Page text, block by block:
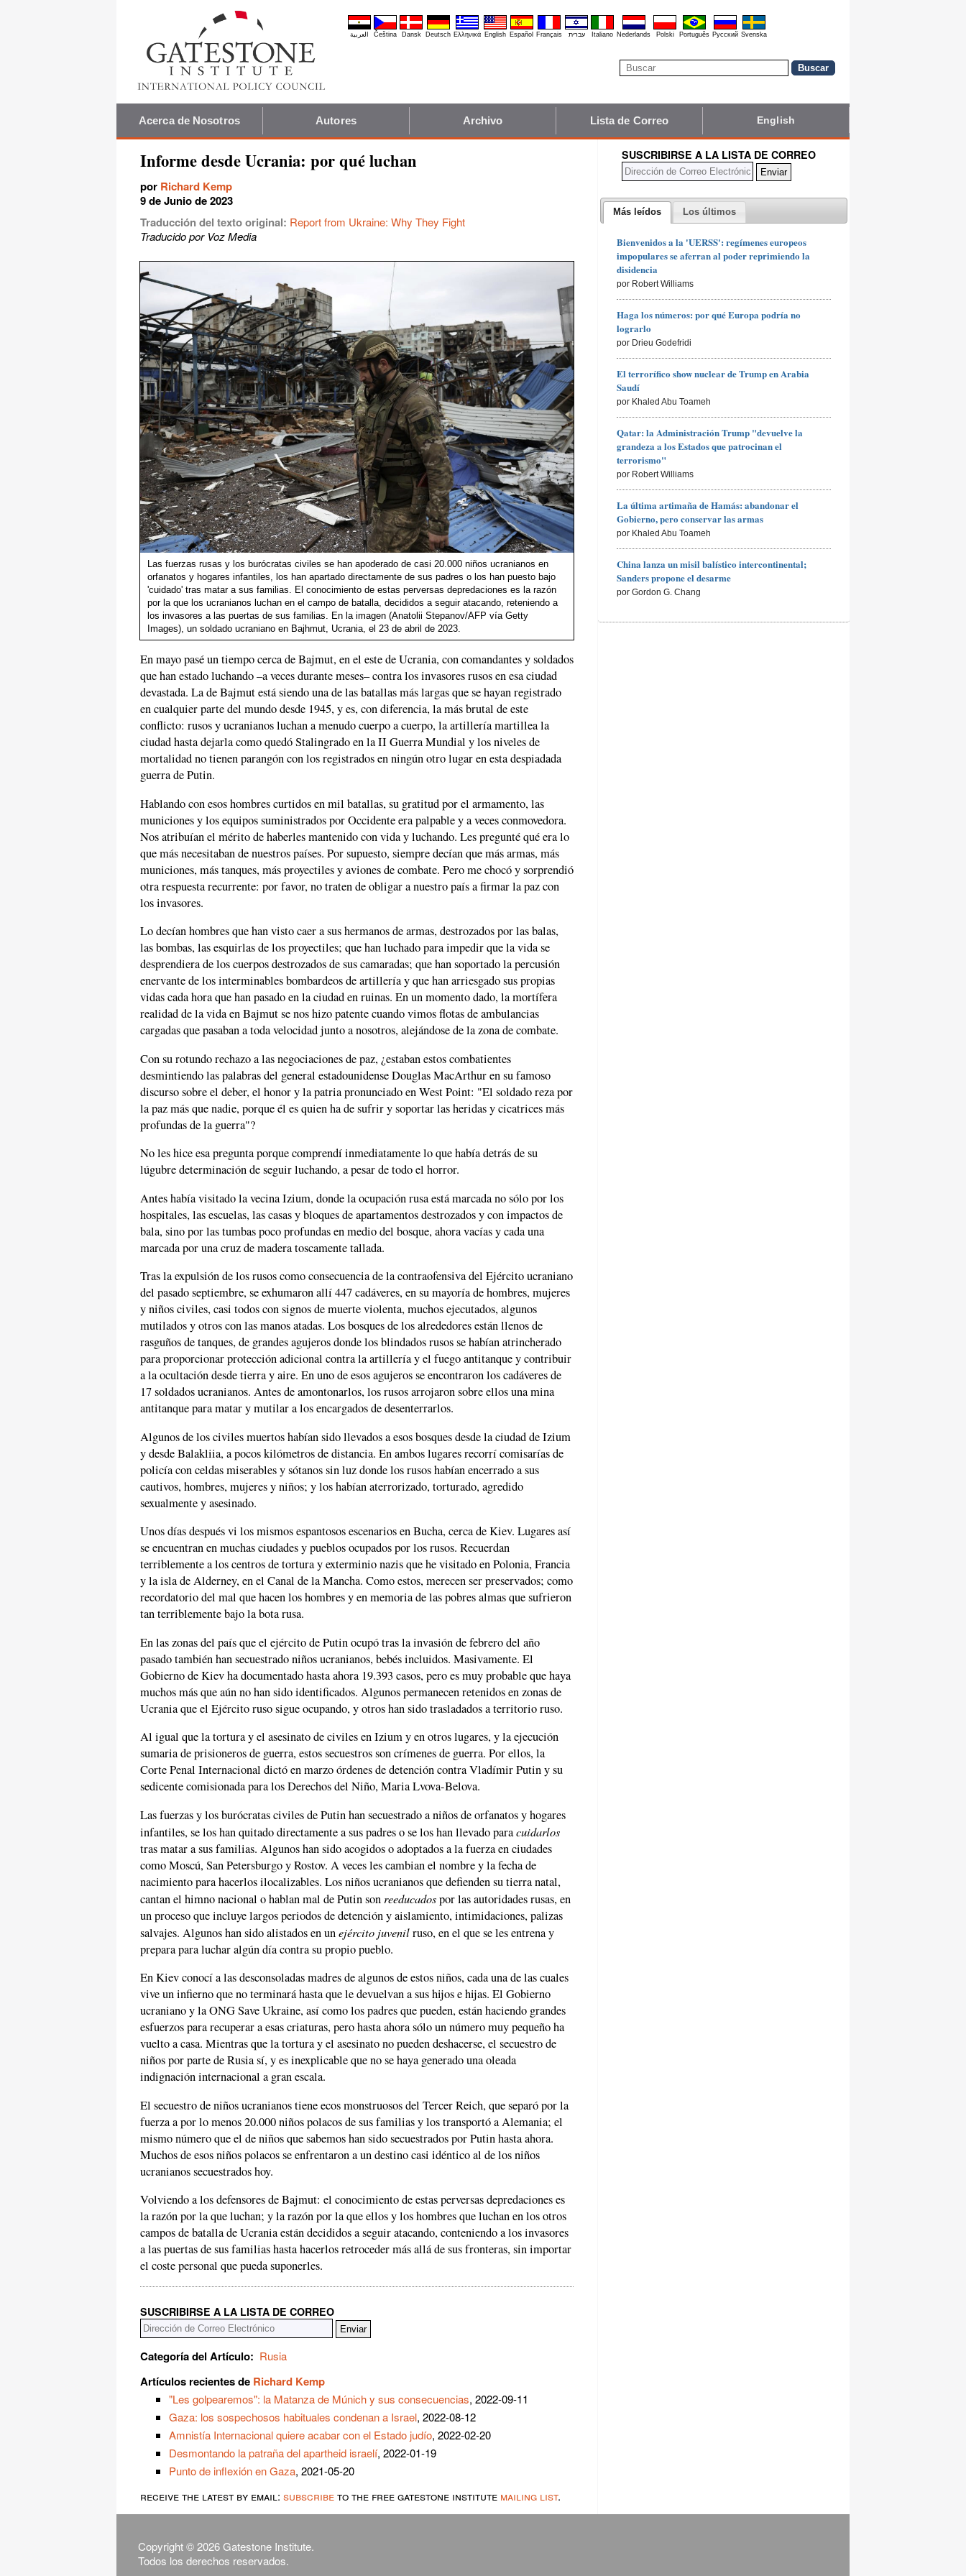
العربية Čeština Dansk Deutsch Ελληνικά English Español Français עברית Italiano Nederlands Polski Português Pyccĸий Svenska
Acerca de Nosotros Autores Archivo Lista de Correo English
Informe desde Ucrania: por qué luchan
por Richard Kemp
9 de Junio de 2023
Traducción del texto original: Report from Ukraine: Why They Fight
Traducido por Voz Media
Las fuerzas rusas y los burócratas civiles se han apoderado de casi 20.000 niños ucranianos en
orfanatos y hogares infantiles, los han apartado directamente de sus padres o los han puesto bajo
'cuidado' tras matar a sus familias. El conocimiento de estas perversas depredaciones es la razón
por la que los ucranianos luchan en el campo de batalla, decididos a seguir atacando, reteniendo a
los invasores a las puertas de sus familias. En la imagen (Anatolii Stepanov/AFP vía Getty
Images), un soldado ucraniano en Bajhmut, Ucrania, el 23 de abril de 2023.
En mayo pasé un tiempo cerca de Bajmut, en el este de Ucrania, con comandantes y soldados
que han estado luchando –a veces durante meses– contra los invasores rusos en esa ciudad
devastada. La de Bajmut está siendo una de las batallas más largas que se hayan registrado
en cualquier parte del mundo desde 1945, y es, con diferencia, la más brutal de este
conflicto: rusos y ucranianos luchan a menudo cuerpo a cuerpo, la artillería martillea la
ciudad hasta dejarla como quedó Stalingrado en la II Guerra Mundial y los niveles de
mortalidad no tienen parangón con los registrados en ningún otro lugar en esta despiadada
guerra de Putin.
Hablando con esos hombres curtidos en mil batallas, su gratitud por el armamento, las
municiones y los equipos suministrados por Occidente era palpable y a veces conmovedora.
Nos atribuían el mérito de haberles mantenido con vida y luchando. Les pregunté qué era lo
que más necesitaban de nuestros países. Por supuesto, siempre decían que más armas, más
municiones, más tanques, más proyectiles y aviones de combate. Pero me chocó y sorprendió
otra respuesta recurrente: por favor, no traten de obligar a nuestro país a firmar la paz con
los invasores.
Lo decían hombres que han visto caer a sus hermanos de armas, destrozados por las balas,
las bombas, las esquirlas de los proyectiles; que han luchado para impedir que la vida se
desprendiera de los cuerpos destrozados de sus camaradas; que han soportado la percusión
enervante de los interminables bombardeos de artillería y que han arriesgado sus propias
vidas cada hora que han pasado en la ciudad en ruinas. En un momento dado, la mortífera
realidad de la vida en Bajmut se nos hizo patente cuando vimos flotas de ambulancias
cargadas que pasaban a toda velocidad junto a nosotros, alejándose de la zona de combate.
Con su rotundo rechazo a las negociaciones de paz, ¿estaban estos combatientes
desmintiendo las palabras del general estadounidense Douglas MacArthur en su famoso
discurso sobre el deber, el honor y la patria pronunciado en West Point: "El soldado reza por
la paz más que nadie, porque él es quien ha de sufrir y soportar las heridas y cicatrices más
profundas de la guerra"?
No les hice esa pregunta porque comprendí inmediatamente lo que había detrás de su
lúgubre determinación de seguir luchando, a pesar de todo el horror.
Antes había visitado la vecina Izium, donde la ocupación rusa está marcada no sólo por los
hospitales, las escuelas, las casas y bloques de apartamentos destrozados y con impactos de
bala, sino por las tumbas poco profundas en medio del bosque, ahora vacías y cada una
marcada por una cruz de madera toscamente tallada.
Tras la expulsión de los rusos como consecuencia de la contraofensiva del Ejército ucraniano
del pasado septiembre, se exhumaron allí 447 cadáveres, en su mayoría de hombres, mujeres
y niños civiles, casi todos con signos de muerte violenta, muchos ejecutados, algunos
mutilados y otros con las manos atadas. Los bosques de los alrededores están llenos de
rasguños de tanques, de grandes agujeros donde los blindados rusos se habían atrincherado
para proporcionar protección adicional contra la artillería y el fuego antitanque y contribuir
a la ocultación desde tierra y aire. En uno de esos agujeros se encontraron los cadáveres de
17 soldados ucranianos. Antes de amontonarlos, los rusos arrojaron sobre ellos una mina
antitanque para matar y mutilar a los encargados de desenterrarlos.
Algunos de los civiles muertos habían sido llevados a esos bosques desde la ciudad de Izium
y desde Balakliia, a pocos kilómetros de distancia. En ambos lugares recorrí comisarías de
policía con celdas miserables y sótanos sin luz donde los rusos habían encerrado a sus
cautivos, hombres, mujeres y niños; y los habían aterrorizado, torturado, agredido
sexualmente y asesinado.
Unos días después vi los mismos espantosos escenarios en Bucha, cerca de Kiev. Lugares así
se encuentran en muchas ciudades y pueblos ocupados por los rusos. Recuerdan
terriblemente a los centros de tortura y exterminio nazis que he visitado en Polonia, Francia
y la isla de Alderney, en el Canal de la Mancha. Como estos, merecen ser preservados; como
recordatorio del mal que hacen los hombres y en memoria de las pobres almas que sufrieron
tan terriblemente bajo la bota rusa.
En las zonas del país que el ejército de Putin ocupó tras la invasión de febrero del año
pasado también han secuestrado niños ucranianos, bebés incluidos. Masivamente. El
Gobierno de Kiev ha documentado hasta ahora 19.393 casos, pero es muy probable que haya
muchos más que aún no han sido identificados. Algunos permanecen retenidos en zonas de
Ucrania que el Ejército ruso sigue ocupando, y otros han sido trasladados a territorio ruso.
Al igual que la tortura y el asesinato de civiles en Izium y en otros lugares, y la ejecución
sumaria de prisioneros de guerra, estos secuestros son crímenes de guerra. Por ellos, la
Corte Penal Internacional dictó en marzo órdenes de detención contra Vladímir Putin y su
sedicente comisionada para los Derechos del Niño, Maria Lvova-Belova.
Las fuerzas y los burócratas civiles de Putin han secuestrado a niños de orfanatos y hogares
infantiles, se los han quitado directamente a sus padres o se los han llevado paracuidarlos
tras matar a sus familias. Algunos han sido acogidos o adoptados a la fuerza en ciudades
como Moscú, San Petersburgo y Rostov. A veces les cambian el nombre y la fecha de
nacimiento para hacerlos ilocalizables. Los niños ucranianos que defienden su tierra natal,
cantan el himno nacional o hablan mal de Putin son reeducadospor las autoridades rusas, en
un proceso que incluye largos periodos de detención y aislamiento, intimidaciones, palizas
salvajes. Algunos han sido alistados en unejército juvenilruso, en el que se les entrena y
prepara para luchar algún día contra su propio pueblo.
En Kiev conocí a las desconsoladas madres de algunos de estos niños, cada una de las cuales
vive un infierno que no terminará hasta que le devuelvan a sus hijos e hijas. El Gobierno
ucraniano y la ONG Save Ukraine, así como los padres que pueden, están haciendo grandes
esfuerzos para recuperar a esas criaturas, pero hasta ahora sólo un número muy pequeño ha
vuelto a casa. Mientras que la tortura y el asesinato no pueden deshacerse, el secuestro de
niños por parte de Rusia sí, y es inexplicable que no se haya generado una oleada
indignación internacional a gran escala.
El secuestro de niños ucranianos tiene ecos monstruosos del Tercer Reich, que separó por la
fuerza a por lo menos 20.000 niños polacos de sus familias y los transportó a Alemania; el
mismo número que el de niños que sabemos han sido secuestrados por Putin hasta ahora.
Muchos de esos niños polacos se enfrentaron a un destino casi idéntico al de los niños
ucranianos secuestrados hoy.
Volviendo a los defensores de Bajmut: el conocimiento de estas perversas depredaciones es
la razón por la que luchan; y la razón por la que ellos y los hombres que luchan en los otros
campos de batalla de Ucrania están decididos a seguir atacando, conteniendo a los invasores
a las puertas de sus familias hasta hacerlos retroceder más allá de sus fronteras, sin importar
el coste personal que pueda suponerles.
SUSCRIBIRSE A LA LISTA DE CORREO
Categoría del Artículo: Rusia
Artículos recientes de Richard Kemp
"Les golpearemos": la Matanza de Múnich y sus consecuencias, 2022-09-11
Gaza: los sospechosos habituales condenan a Israel, 2022-08-12
Amnistía Internacional quiere acabar con el Estado judío, 2022-02-20
Desmontando la patraña del apartheid israelí, 2022-01-19
Punto de inflexión en Gaza, 2021-05-20
receive the latest by email: subscribeto the free gatestone institute mailing list.
SUSCRIBIRSE A LA LISTA DE CORREO
Más leídos Los últimos
Bienvenidos a la 'UERSS': regímenes europeos
impopulares se aferran al poder reprimiendo la
disidencia
por Robert Williams
Haga los números: por qué Europa podría no
lograrlo
por Drieu Godefridi
El terrorífico show nuclear de Trump en Arabia
Saudí
por Khaled Abu Toameh
Qatar: la Administración Trump "devuelve la
grandeza a los Estados que patrocinan el
terrorismo"
por Robert Williams
La última artimaña de Hamás: abandonar el
Gobierno, pero conservar las armas
por Khaled Abu Toameh
China lanza un misil balístico intercontinental;
Sanders propone el desarme
por Gordon G. Chang
Copyright © 2026 Gatestone Institute.
Todos los derechos reservados.